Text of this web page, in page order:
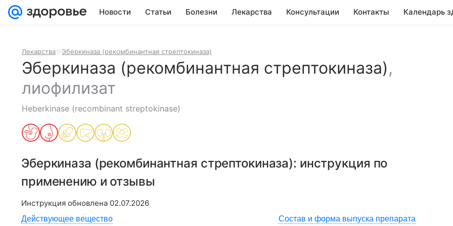
Новости Статьи Болезни Лекарства Консультации Контакты Календарь
Лекарства Эберкиназа (рекомбинантная стрептокиназа)
Эберкиназа (рекомбинантная стрептокиназа),
лиофилизат
Heberkinase (recombinant streptokinase)
Эберкиназа (рекомбинантная стрептокиназа): инструкция по
применению и отзывы
Инструкция обновлена 02.07.2026
Действующее вещество
Состав и форма выпуска препарата